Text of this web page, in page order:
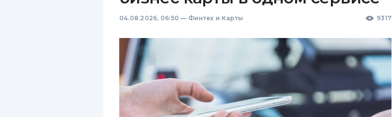
04.08.2026, 06:50 — Финтех и Карты 9317